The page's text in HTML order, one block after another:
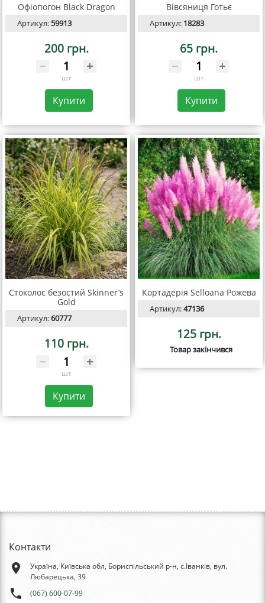
Офіопогон Black Dragon
Артикул:59913
200 грн.
шт
Купити
Вівсяниця Готьє
Артикул: 18283
65 грн.
шт
Купити
Стоколос безостий Skinner’s
Gold
Артикул:60777
110 грн.
шт
Купити
Кортадерія Selloana Рожева
Артикул:47136
125 грн.
Товар закінчився
Контакти
place
Україна, Київська обл, Бориспільський р-н, с.Іванків, вул.
Любарецька, 39
phone (067) 600-07-99